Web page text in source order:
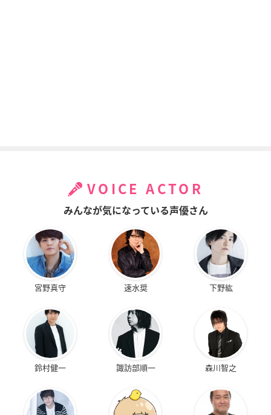
VOICE ACTOR
みんなが気になっている声優さん
宮野真守 速水奨 下野紘
鈴村健一 諏訪部順一 森川智之